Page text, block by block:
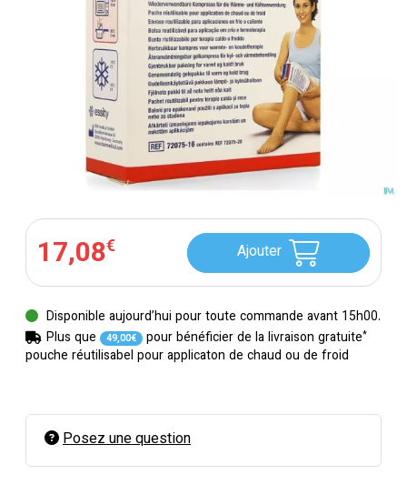
pouche réutilisabel pour applicaton de chaud ou de froid
17,08€ Ajouter
Disponible aujourd’hui pour toute commande avant 15h00.
Plus que
49,00€ pour bénéficier de la livraison gratuite*
Posez une question